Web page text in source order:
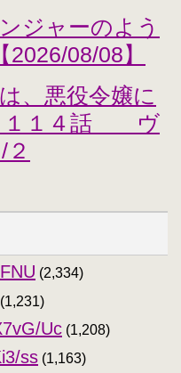
ジャーのよう
08/08】
、悪役令嬢に
１１４話 ヴ
(2,334)
(1,231)
Uc (1,208)
ss (1,163)